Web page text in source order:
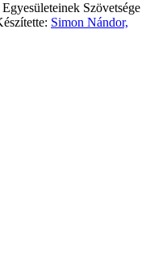
Szövetsége
Simon Nándor,